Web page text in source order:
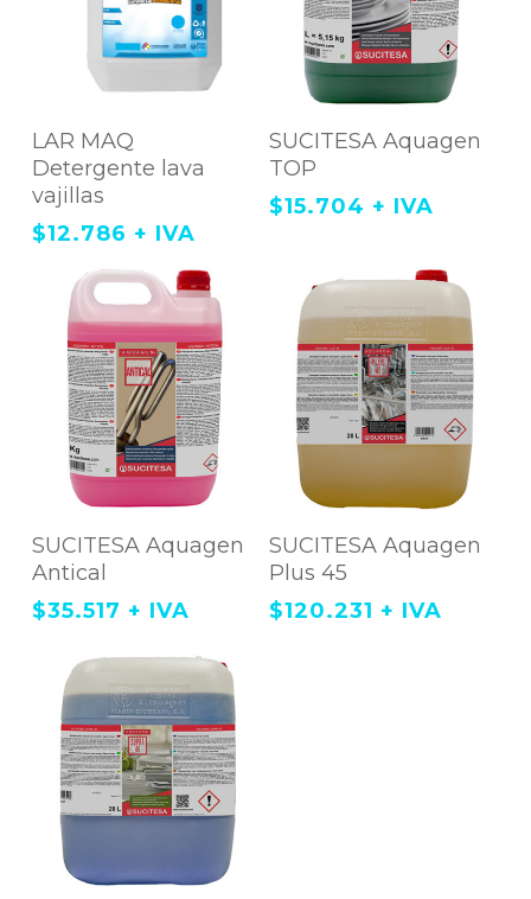
Agregar Al Carrito
LAR MAQ
Detergente lava
vajillas
$12.786 + IVA
Agregar Al Carrito
SUCITESA Aquagen
TOP
$15.704 + IVA
Agregar Al Carrito
SUCITESA Aquagen
Antical
$35.517 + IVA
Agregar Al Carrito
SUCITESA Aquagen
Plus 45
$120.231 + IVA